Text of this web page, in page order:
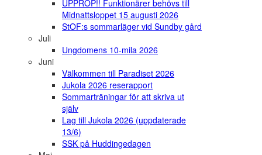
UPPROP!! Funktionärer behövs till
Midnattsloppet 15 augusti 2026
StOF:s sommarläger vid Sundby gård
Juli
Ungdomens 10-mila 2026
Juni
Välkommen till Paradiset 2026
Jukola 2026 reserapport
Sommarträningar för att skriva ut
själv
Lag till Jukola 2026 (uppdaterade
13/6)
SSK på Huddingedagen